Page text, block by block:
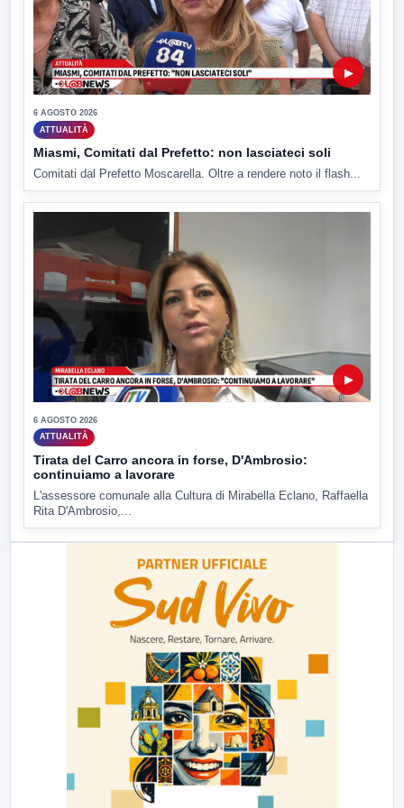
▶
6 AGOSTO 2026
ATTUALITÀ
Miasmi, Comitati dal Prefetto: non lasciateci soli
Comitati dal Prefetto Moscarella. Oltre a rendere noto il flash...
▶
6 AGOSTO 2026
ATTUALITÀ
Tirata del Carro ancora in forse, D'Ambrosio:
continuiamo a lavorare
L'assessore comunale alla Cultura di Mirabella Eclano, Raffaella
Rita D'Ambrosio,...